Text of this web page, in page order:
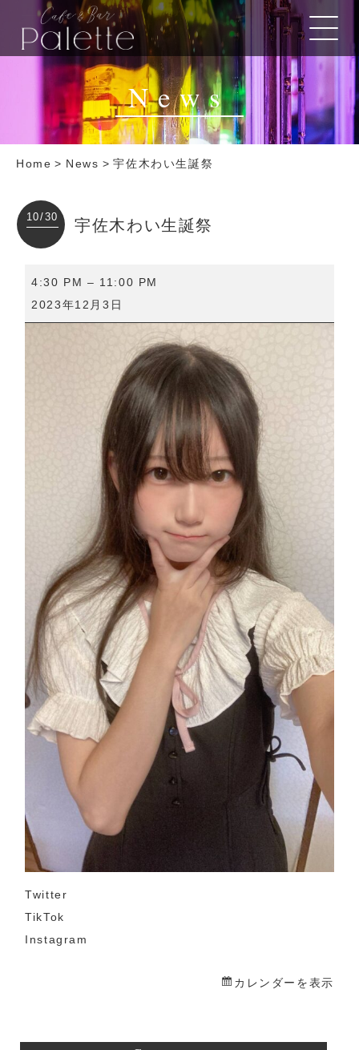
News
Home > News > 宇佐木わい生誕祭
10/30 宇佐木わい生誕祭
木
4:30 PM – 11:00 PM
2023年12月3日
Twitter
TikTok
Instagram
カレンダーを表示